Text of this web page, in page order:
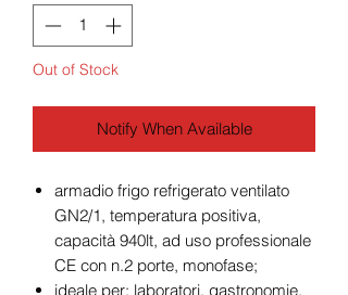
Out of Stock
Notify When Available
armadio frigo refrigerato ventilato
GN2/1, temperatura positiva,
capacità 940lt, ad uso professionale
CE con n.2 porte, monofase;
ideale per: laboratori, gastronomie,